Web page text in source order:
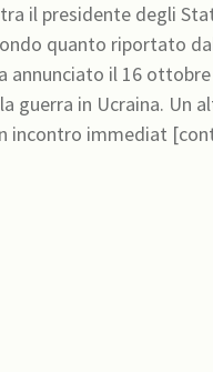
il presidente degli
quanto riportato
annunciato il 16
della Casa Bianca ha dichiarato a
incontro immediat